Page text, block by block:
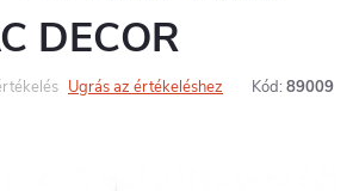
DECOR
Ugrás az értékeléshez Kód: 89009